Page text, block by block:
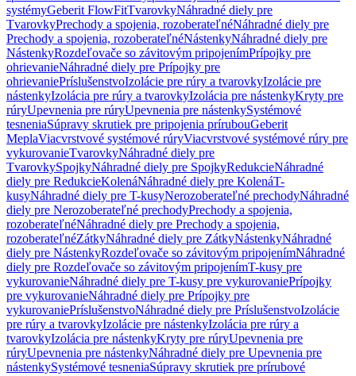
systémyGeberit FlowFitTvarovkyNáhradné diely pre
TvarovkyPrechody a spojenia, rozoberateľnéNáhradné diely pre
Prechody a spojenia, rozoberateľnéNástenkyNáhradné diely pre
NástenkyRozdeľovače so závitovým pripojenímPrípojky pre
ohrievanieNáhradné diely pre Prípojky pre
ohrievaniePríslušenstvoIzolácie pre rúry a tvarovkyIzolácie pre
nástenkyIzolácia pre rúry a tvarovkyIzolácia pre nástenkyKryty pre
rúryUpevnenia pre rúryUpevnenia pre nástenkySystémové
tesneniaSúpravy skrutiek pre pripojenia prírubouGeberit
MeplaViacvrstvové systémové rúryViacvrstvové systémové rúry pre
vykurovanieTvarovkyNáhradné diely pre
TvarovkySpojkyNáhradné diely pre SpojkyRedukcieNáhradné
diely pre RedukcieKolenáNáhradné diely pre KolenáT-
kusyNáhradné diely pre T-kusyNerozoberateľné prechodyNáhradné
diely pre Nerozoberateľné prechodyPrechody a spojenia,
rozoberateľnéNáhradné diely pre Prechody a spojenia,
rozoberateľnéZátkyNáhradné diely pre ZátkyNástenkyNáhradné
diely pre NástenkyRozdeľovače so závitovým pripojenímNáhradné
diely pre Rozdeľovače so závitovým pripojenímT-kusy pre
vykurovanieNáhradné diely pre T-kusy pre vykurovaniePrípojky
pre vykurovanieNáhradné diely pre Prípojky pre
vykurovaniePríslušenstvoNáhradné diely pre PríslušenstvoIzolácie
pre rúry a tvarovkyIzolácie pre nástenkyIzolácia pre rúry a
tvarovkyIzolácia pre nástenkyKryty pre rúryUpevnenia pre
rúryUpevnenia pre nástenkyNáhradné diely pre Upevnenia pre
nástenkySystémové tesneniaSúpravy skrutiek pre prírubové